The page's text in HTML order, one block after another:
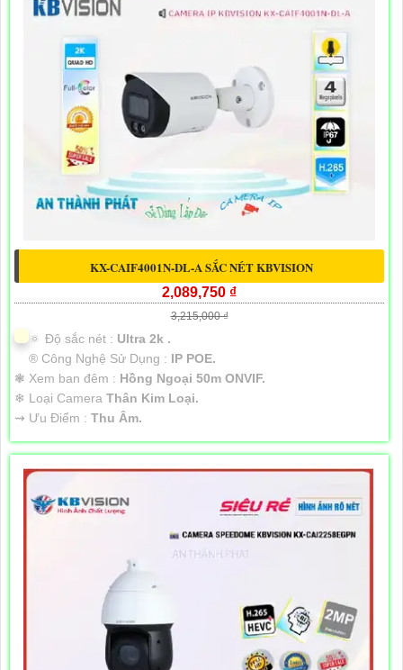
KX-CAIF4001N-DL-A SẮC NÉT KBVISION
2,089,750 ₫
3,215,000 ₫
🔅 Độ sắc nét : Ultra 2k .
®️ Công Nghệ Sử Dụng : IP POE.
❃ Xem ban đêm : Hồng Ngoại 50m ONVIF.
❄ Loại Camera Thân Kim Loại.
️⇝ Ưu Điểm : Thu Âm.